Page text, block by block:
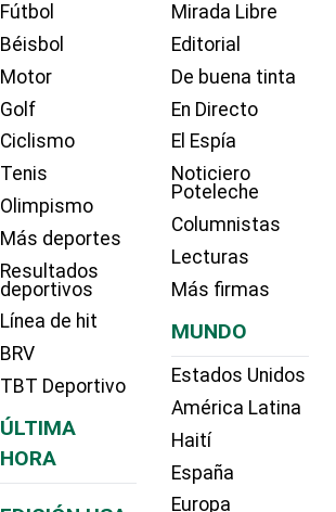
Fútbol
Béisbol
Motor
Golf
Ciclismo
Tenis
Olimpismo
Más deportes
Resultados
deportivos
Línea de hit
BRV
TBT Deportivo
ÚLTIMA
HORA
Mirada Libre
Editorial
De buena tinta
En Directo
El Espía
Noticiero
Poteleche
Columnistas
Lecturas
Más firmas
MUNDO
Estados Unidos
América Latina
Haití
España
Europa